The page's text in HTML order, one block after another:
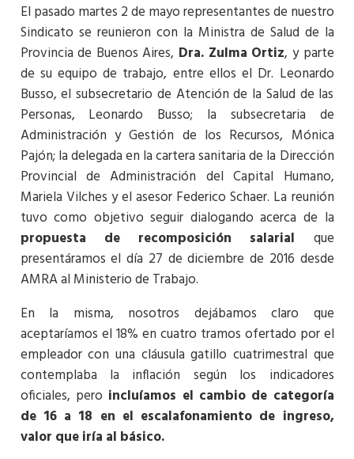
El pasado martes 2 de mayo representantes de nuestro
Sindicato se reunieron con la Ministra de Salud de la
Provincia de Buenos Aires, Dra. Zulma Ortiz, y parte
de su equipo de trabajo, entre ellos el Dr. Leonardo
Busso, el subsecretario de Atención de la Salud de las
Personas, Leonardo Busso; la subsecretaria de
Administración y Gestión de los Recursos, Mónica
Pajón; la delegada en la cartera sanitaria de la Dirección
Provincial de Administración del Capital Humano,
Mariela Vilches y el asesor Federico Schaer. La reunión
tuvo como objetivo seguir dialogando acerca de la
propuesta de recomposición salarial que
presentáramos el día 27 de diciembre de 2016 desde
AMRA al Ministerio de Trabajo.
En la misma, nosotros dejábamos claro que
aceptaríamos el 18% en cuatro tramos ofertado por el
empleador con una cláusula gatillo cuatrimestral que
contemplaba la inflación según los indicadores
oficiales, pero incluíamos el cambio de categoría
de 16 a 18 en el escalafonamiento de ingreso,
valor que iría al básico.